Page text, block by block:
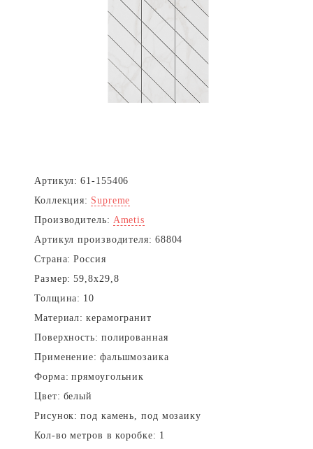
Артикул: 61-155406
Коллекция: Supreme
Производитель: Ametis
Артикул производителя: 68804
Страна: Россия
Размер: 59,8x29,8
Толщина: 10
Материал: керамогранит
Поверхность: полированная
Применение: фальшмозаика
Форма: прямоугольник
Цвет: белый
Рисунок: под камень, под мозаику
Кол-во метров в коробке: 1